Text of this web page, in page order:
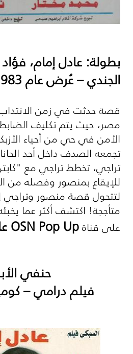
بطولة: عادل إمام،
الجندي – عُرض عام 1983
قصة حدثت في زمن الانتداب
مصر، حيث يتم تكليف
الأمن في حي من أحياء
تجمعه الصدف داخل أحد
تراجي، تخطط تراجي مع
للإيقاع بمنصور وفصله من
لتتحول قصة منصور
متأججة! اكتشف أكثر عما
على قناةOSN Pop Up
حنفي
فيلم درامي –